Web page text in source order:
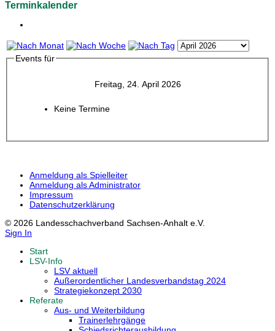
Terminkalender
Events für
Freitag, 24. April 2026
Keine Termine
Anmeldung als Spielleiter
Anmeldung als Administrator
Impressum
Datenschutzerklärung
© 2026 Landesschachverband Sachsen-Anhalt e.V.
Sign In
Start
LSV-Info
LSV aktuell
Außerordentlicher Landesverbandstag 2024
Strategiekonzept 2030
Referate
Aus- und Weiterbildung
Trainerlehrgänge